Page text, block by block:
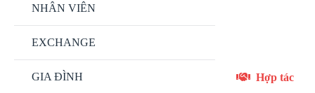
NHÂN VIÊN
EXCHANGE
GIA ĐÌNH Hợp tác